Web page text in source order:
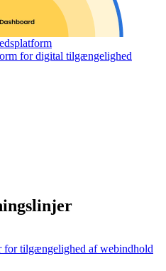
for digital tilgængelighed
for tilgængelighed af webindhold